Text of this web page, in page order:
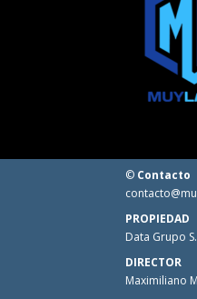
© Contacto
PROPIEDAD
Data Grupo
DIRECTOR
Maximiliano